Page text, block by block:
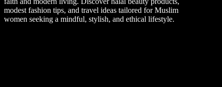
modest fashion tips, and travel ideas tailored for Muslim
women seeking a mindful, stylish, and ethical lifestyle.